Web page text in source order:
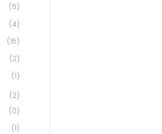
(5)
(4)
(15)
(2)
(1)
(2)
(0)
(1)